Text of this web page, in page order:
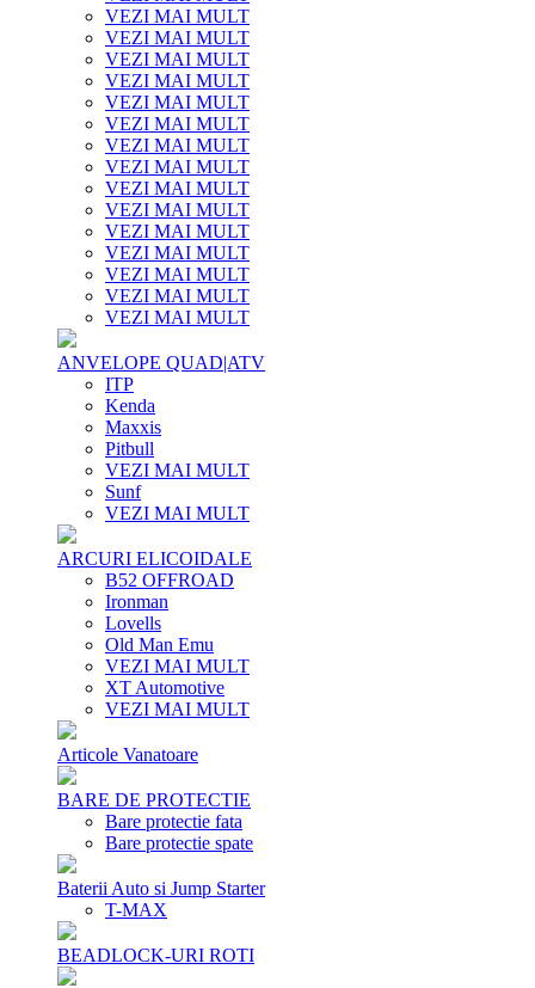
VEZI MAI MULT
VEZI MAI MULT
VEZI MAI MULT
VEZI MAI MULT
VEZI MAI MULT
VEZI MAI MULT
VEZI MAI MULT
VEZI MAI MULT
VEZI MAI MULT
VEZI MAI MULT
VEZI MAI MULT
VEZI MAI MULT
VEZI MAI MULT
VEZI MAI MULT
VEZI MAI MULT
ANVELOPE QUAD|ATV
ITP
Kenda
Maxxis
Pitbull
VEZI MAI MULT
Sunf
VEZI MAI MULT
ARCURI ELICOIDALE
B52 OFFROAD
Ironman
Lovells
Old Man Emu
VEZI MAI MULT
XT Automotive
VEZI MAI MULT
Articole Vanatoare
BARE DE PROTECTIE
Bare protectie fata
Bare protectie spate
Baterii Auto si Jump Starter
T-MAX
BEADLOCK-URI ROTI